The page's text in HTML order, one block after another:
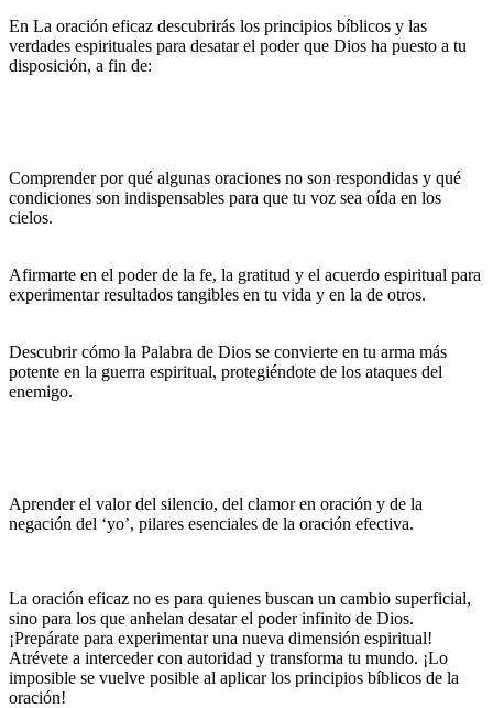
En La oración eficaz descubrirás los principios bíblicos y las
verdades espirituales para desatar el poder que Dios ha puesto a tu
disposición, a fin de:
Comprender por qué algunas oraciones no son respondidas y qué
condiciones son indispensables para que tu voz sea oída en los
cielos.
Afirmarte en el poder de la fe, la gratitud y el acuerdo espiritual para
experimentar resultados tangibles en tu vida y en la de otros.
Descubrir cómo la Palabra de Dios se convierte en tu arma más
potente en la guerra espiritual, protegiéndote de los ataques del
enemigo.
Aprender el valor del silencio, del clamor en oración y de la
negación del ‘yo’, pilares esenciales de la oración efectiva.
La oración eficaz no es para quienes buscan un cambio superficial,
sino para los que anhelan desatar el poder infinito de Dios.
¡Prepárate para experimentar una nueva dimensión espiritual!
Atrévete a interceder con autoridad y transforma tu mundo. ¡Lo
imposible se vuelve posible al aplicar los principios bíblicos de la
oración!